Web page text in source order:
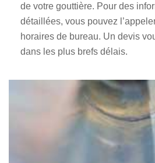
de votre gouttière. Pour des
détaillées, vous pouvez
horaires de bureau. Un devis
dans les plus brefs délais.